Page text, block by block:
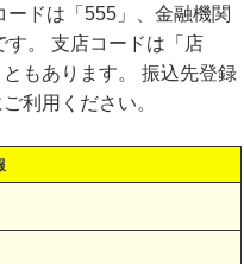
ドは「555」、金融機関
す。 支店コードは「店
もあります。 振込先登録
利用ください。